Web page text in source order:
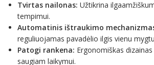
Tvirtas nailonas: Užtikrina
tempimui.
Automatinis ištraukimo
reguliuojamas pavadėlio ilgis vienu
Patogi rankena: Ergonomiškas
saugiam laikymui.